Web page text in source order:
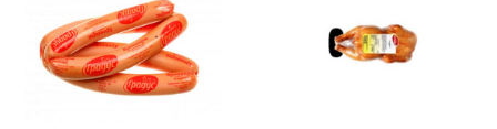
пикантен и наситен вкус, който се усеща още при
отварянето на опаковката. Текстурата е нежна, но в
същото време плътна, което позволява лесно
нарязване на филийки или използване като цяло